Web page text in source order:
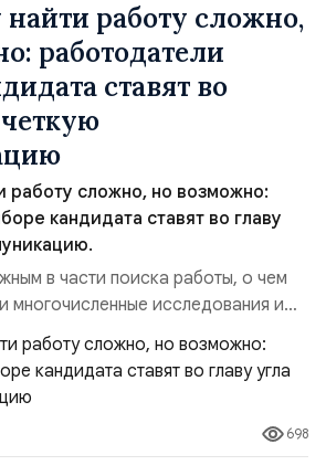
найти работу сложно,
работодатели
ставят во
работу сложно, но возможно:
кандидата ставят во главу
в части поиска работы, о чем
многочисленные исследования и
том числе и рядовые соискатели
опыте поиска нескольких
ряде трудностей. Исследователи
сети опросили 25 000
в Брянске на предмет поиска
698